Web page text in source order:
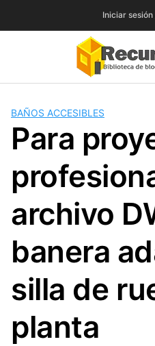
Iniciar
BAÑOS ACCESIBLES
Para
archivo
banera
silla de
planta